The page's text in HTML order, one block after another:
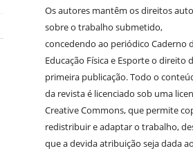
Os autores mantêm os direitos
sobre o trabalho submetido,
concedendo ao periódico Caderno
Educação Física e Esporte o direito
primeira publicação. Todo o
da revista é licenciado sob uma
Creative Commons, que permite
redistribuir e adaptar o trabalho,
que a devida atribuição seja dada